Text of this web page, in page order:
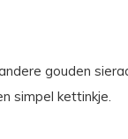
gouden
simpel kettinkje.